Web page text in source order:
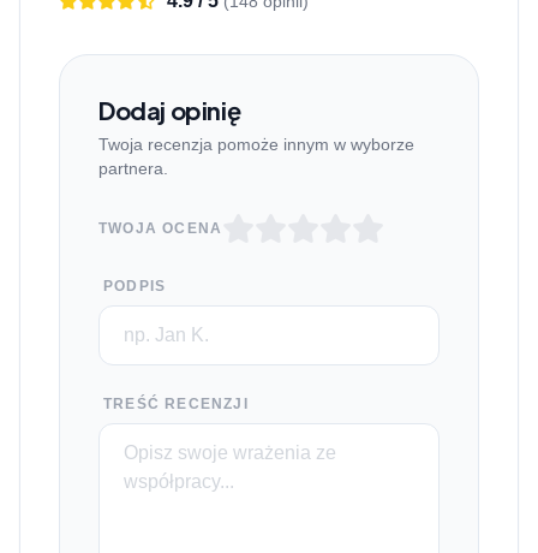
Dodaj opinię
Twoja recenzja pomoże innym w wyborze
partnera.
TWOJA OCENA
PODPIS
TREŚĆ RECENZJI